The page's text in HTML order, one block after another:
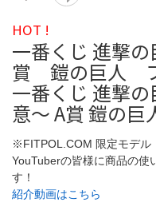
HOT !
一番くじ 進撃
賞 鎧の巨人
一番くじ 進撃
意〜 A賞 鎧の巨
※FITPOL.COM 限定モデル
YouTuberの皆様に商品の使
す！
紹介動画はこちら